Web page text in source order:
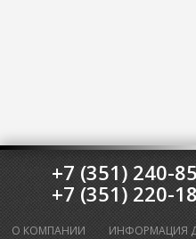
+7 (351) 240-
+7 (351) 220-
О КОМПАНИИ
ИНФОРМАЦИЯ